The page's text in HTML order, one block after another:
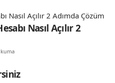
Nasıl Açılır 2